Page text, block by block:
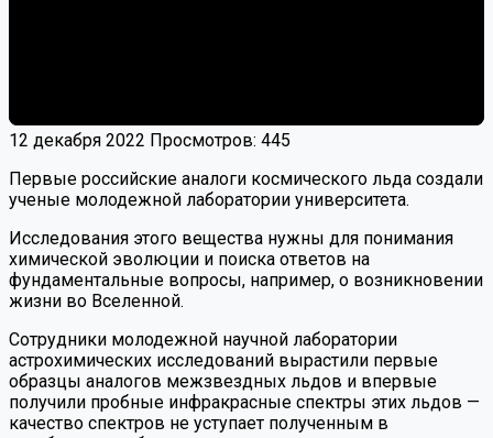
12 декабря 2022 Просмотров: 445
Первые российские аналоги космического льда создали
ученые молодежной лаборатории университета.
Исследования этого вещества нужны для понимания
химической эволюции и поиска ответов на
фундаментальные вопросы, например, о возникновении
жизни во Вселенной.
Сотрудники молодежной научной лаборатории
астрохимических исследований вырастили первые
образцы аналогов межзвездных льдов и впервые
получили пробные инфракрасные спектры этих льдов —
качество спектров не уступает полученным в